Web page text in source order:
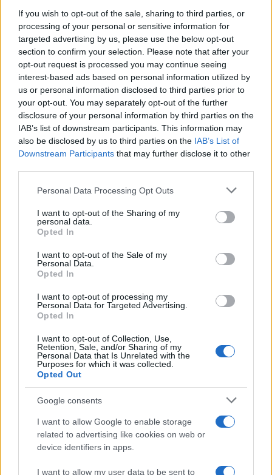
If you wish to opt-out of the sale, sharing to third parties, or
processing of your personal or sensitive information for
targeted advertising by us, please use the below opt-out
section to confirm your selection. Please note that after your
opt-out request is processed you may continue seeing
interest-based ads based on personal information utilized by
us or personal information disclosed to third parties prior to
your opt-out. You may separately opt-out of the further
disclosure of your personal information by third parties on the
IAB’s list of downstream participants. This information may
also be disclosed by us to third parties on the IAB’s List of
Downstream Participants that may further disclose it to other
Please note that this website/app uses one or more Google
not limited to your visit or usage behaviour. You may click to
grant or deny consent to Google and its third-party tags to
use your data for below specified purposes in below Google
consent section.
Personal Data Processing Opt Outs
I want to opt-out of the Sharing of my
personal data.
Opted In
I want to opt-out of the Sale of my
Personal Data.
Opted In
I want to opt-out of processing my
Personal Data for Targeted Advertising.
Opted In
I want to opt-out of Collection, Use,
Retention, Sale, and/or Sharing of my
Personal Data that Is Unrelated with the
Purposes for which it was collected.
Opted Out
Google consents
I want to allow Google to enable storage
related to advertising like cookies on web or
device identifiers in apps.
I want to allow my user data to be sent to
Continua a leggere
NERD NEWS